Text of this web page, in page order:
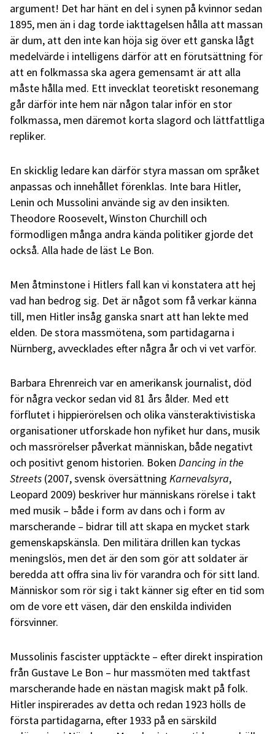
argument! Det har hänt en del i synen på kvinnor sedan
1895, men än i dag torde iakttagelsen hålla att massan
är dum, att den inte kan höja sig över ett ganska lågt
medelvärde i intelligens därför att en förutsättning för
att en folkmassa ska agera gemensamt är att alla
måste hålla med. Ett invecklat teoretiskt resonemang
går därför inte hem när någon talar inför en stor
folkmassa, men däremot korta slagord och lättfattliga
repliker.
En skicklig ledare kan därför styra massan om språket
anpassas och innehållet förenklas. Inte bara Hitler,
Lenin och Mussolini använde sig av den insikten.
Theodore Roosevelt, Winston Churchill och
förmodligen många andra kända politiker gjorde det
också. Alla hade de läst Le Bon.
Men åtminstone i Hitlers fall kan vi konstatera att hej
vad han bedrog sig. Det är något som få verkar känna
till, men Hitler insåg ganska snart att han lekte med
elden. De stora massmötena, som partidagarna i
Nürnberg, avvecklades efter några år och vi vet varför.
Barbara Ehrenreich var en amerikansk journalist, död
för några veckor sedan vid 81 års ålder. Med ett
förflutet i hippierörelsen och olika vänsteraktivistiska
organisationer utforskade hon nyfiket hur dans, musik
och massrörelser påverkat människan, både negativt
och positivt genom historien. Boken Dancing in the
Streets (2007, svensk översättning Karnevalsyra,
Leopard 2009) beskriver hur människans rörelse i takt
med musik – både i form av dans och i form av
marscherande – bidrar till att skapa en mycket stark
gemenskapskänsla. Den militära drillen kan tyckas
meningslös, men det är den som gör att soldater är
beredda att offra sina liv för varandra och för sitt land.
Människor som rör sig i takt känner sig efter en tid som
om de vore ett väsen, där den enskilda individen
försvinner.
Mussolinis fascister upptäckte – efter direkt inspiration
från Gustave Le Bon – hur massmöten med taktfast
marscherande hade en nästan magisk makt på folk.
Hitler inspirerades av detta och redan 1923 hölls de
första partidagarna, efter 1933 på en särskild